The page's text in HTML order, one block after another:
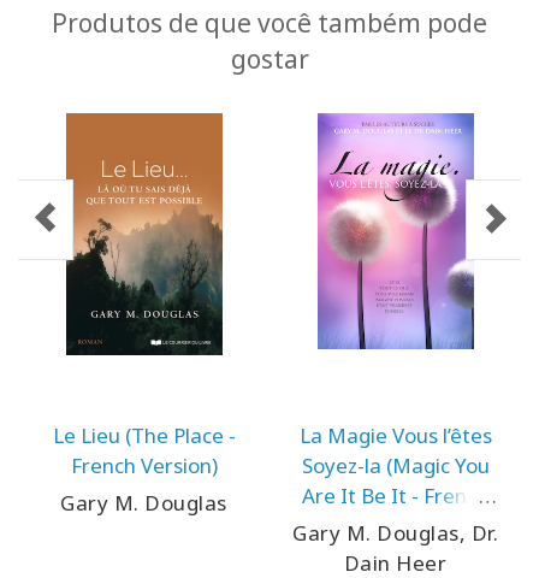
Produtos de que você também pode
gostar
Le Lieu (The Place -
French Version)
Gary M. Douglas
La Magie Vous l’êtes
Soyez-la (Magic You
Are It Be It - French
Version)
Gary M. Douglas, Dr.
Dain Heer